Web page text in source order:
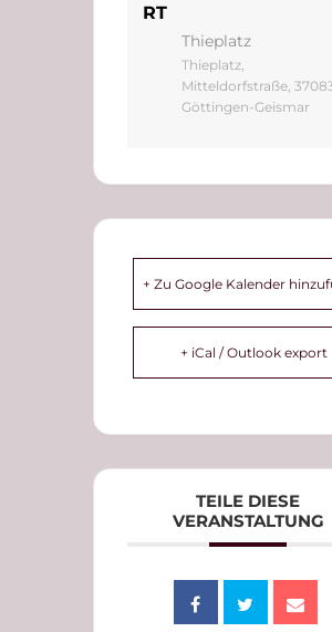
RT
Thieplatz
Thieplatz,
Mitteldorfstraße,
Göttingen-Geismar
+ Zu Google Kalender
+ iCal / Outlook export
TEILE DIESE
VERANSTALTUNG